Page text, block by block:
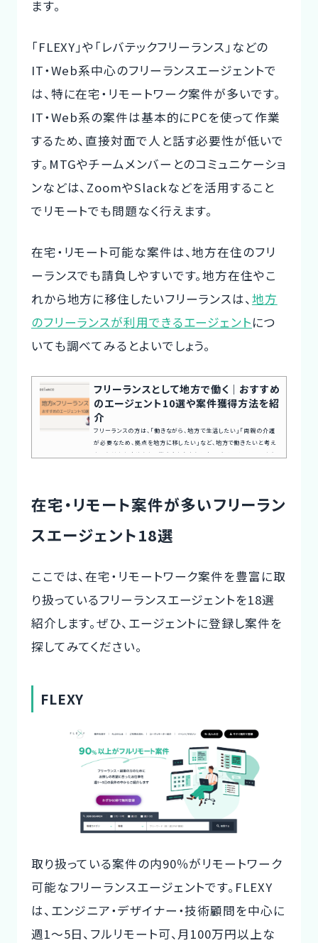
ます。
「FLEXY」や「レバテックフリーランス」などの
IT・Web系中心のフリーランスエージェントで
は、特に在宅・リモートワーク案件が多いです。
IT・Web系の案件は基本的にPCを使って作業
するため、直接対面で人と話す必要性が低いで
す。MTGやチームメンバーとのコミュニケーショ
ンなどは、ZoomやSlackなどを活用すること
でリモートでも問題なく行えます。
在宅・リモート可能な案件は、地方在住のフリ
ーランスでも請負しやすいです。地方在住やこ
れから地方に移住したいフリーランスは、地方
のフリーランスが利用できるエージェントにつ
いても調べてみるとよいでしょう。
フリーランスとして地方で働く｜おすすめ
のエージェント10選や案件獲得方法を紹
介
フリーランスの方は、「働きながら、地方で生活したい」「両親の介護
が必要なため、拠点を地方に移したい」など、地方で働きたいと考え
たことはありませんか？働き方を自由に選択できるフリーランスなら、
安、専任エージェントが全てサポート今すぐ無料キャリア相談を申し
込む地方で働くフリーランスの状況コロナ禍の影響でリモート...
在宅・リモート案件が多いフリーラン
スエージェント18選
ここでは、在宅・リモートワーク案件を豊富に取
り扱っているフリーランスエージェントを18選
紹介します。ぜひ、エージェントに登録し案件を
探してみてください。
FLEXY
取り扱っている案件の内90％がリモートワーク
可能なフリーランスエージェントです。FLEXY
は、エンジニア・デザイナー・技術顧問を中心に
週1〜5日、フルリモート可、月100万円以上な